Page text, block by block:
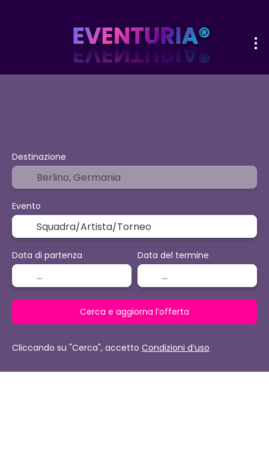
Destinazione
Evento
Data di partenza Data del termine
Cerca e aggiorna l’offerta
Cliccando su "Cerca", accetto Condizioni d’uso